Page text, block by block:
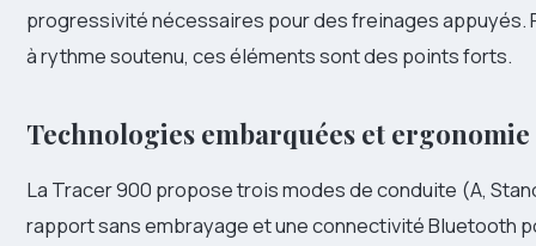
progressivité nécessaires pour des freinages appuyés.
à rythme soutenu, ces éléments sont des points forts.
Technologies embarquées et ergonomie
La Tracer 900 propose trois modes de conduite (A,
rapport sans embrayage et une connectivité Bluetooth